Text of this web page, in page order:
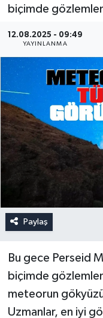
biçimde
12.08.2025 - 09:49
YAYINLANMA
Paylaş
Bu gece Perseid
biçimde
meteorun
Uzmanlar, en iyi